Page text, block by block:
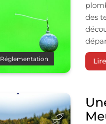
Réglementation
des